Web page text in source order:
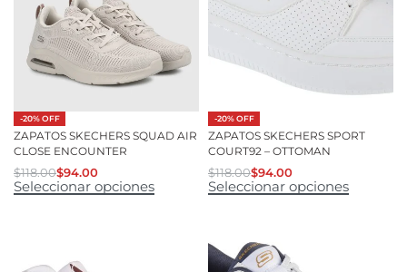
-20% OFF
ZAPATOS SKECHERS SQUAD AIR
CLOSE ENCOUNTER
$118.00$94.00
Seleccionar opciones
-20% OFF
ZAPATOS SKECHERS SPORT
COURT92 – OTTOMAN
$118.00$94.00
Seleccionar opciones